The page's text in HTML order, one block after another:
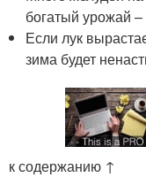
богатый урожай
Если лук
зима будет
к содержанию ↑